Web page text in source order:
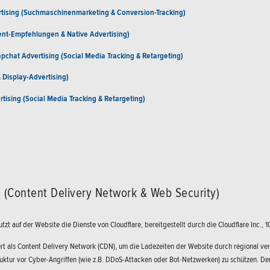
(Suchmaschinenmarketing & Conversion-Tracking)
Empfehlungen & Native Advertising)
Advertising (Social Media Tracking & Retargeting)
Display-Advertising)
(Social Media Tracking & Retargeting)
Delivery Network & Web Security)
auf der Website die Dienste von Cloudflare, bereitgestellt durch die Cloudflare Inc.,
als Content Delivery Network (CDN), um die Ladezeiten der Website durch regional
vor Cyber-Angriffen (wie z.B. DDoS-Attacken oder Bot-Netzwerken) zu schützen.